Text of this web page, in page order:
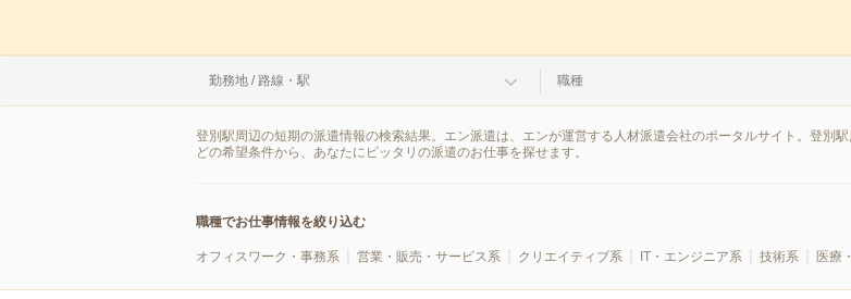
勤務地 / 路線・駅 職種
登別駅周辺の短期の派遣情報の検索結果。エン派遣は、エンが運営する人材派遣会社のポータルサイト。登別
どの希望条件から、あなたにピッタリの派遣のお仕事を探せます。
職種でお仕事情報を絞り込む
オフィスワーク・事務系 営業・販売・サービス系 クリエイティブ系 IT・エンジニア系 技術系 医療